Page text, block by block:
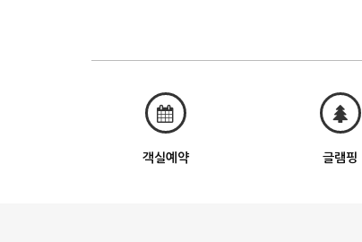
객실예약 글램핑